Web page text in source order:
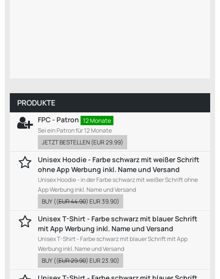
PRODUKTE
FPC - Patron 12 Monate
Sei ein Patron für 12 Monate
JETZT BESTELLEN(EUR 29.99)
Unisex Hoodie - Farbe schwarz mit weißer Schrift
ohne App Werbung inkl. Name und Versand
Unisex Hoodie - in der Farbe schwarz mit weißer Schrift ohne
App Werbung inkl. Name und Versand
BUY((EUR 44.90)EUR 39.90)
Unisex T-Shirt - Farbe schwarz mit blauer Schrift
mit App Werbung inkl. Name und Versand
Unisex T-Shirt - Farbe schwarz mit blauer Schrift mit App
Werbung inkl. Name und Versand
BUY((EUR 29.90)EUR 23.90)